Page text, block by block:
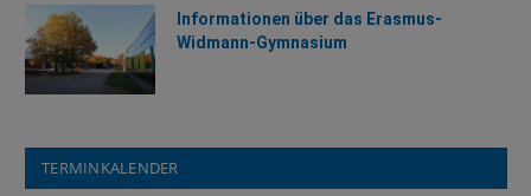
Informationen über das Erasmus-
Widmann-Gymnasium
TERMINKALENDER